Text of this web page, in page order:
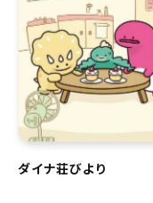
ダイナ荘びより